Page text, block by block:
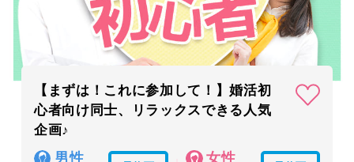
【まずは！これに参加して！】婚活初
心者向け同士、リラックスできる人気
企画♪
男性 女性